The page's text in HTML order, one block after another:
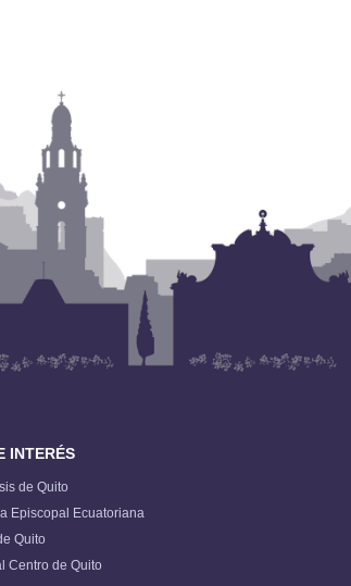
INTERÉS
de Quito
Episcopal Ecuatoriana
Quito
Centro de Quito